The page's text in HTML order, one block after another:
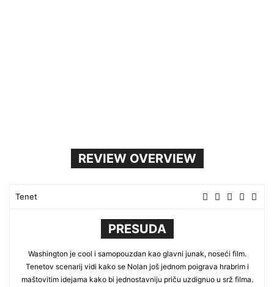
REVIEW OVERVIEW
Tenet
PRESUDA
Washington je cool i samopouzdan kao glavni junak, noseći film.
Tenetov scenarij vidi kako se Nolan još jednom poigrava hrabrim i
maštovitim idejama kako bi jednostavniju priču uzdignuo u srž filma.